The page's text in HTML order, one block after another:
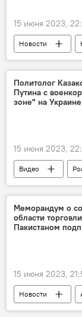
15 июня 2023,
Новости
Рим
Папа Римский
Политолог
Путина с
зоне" на Украине
15 июня 2023,
Видео
СВО
Меморандум о
области
Пакистаном
15 июня 2023,
Новости
Министерство